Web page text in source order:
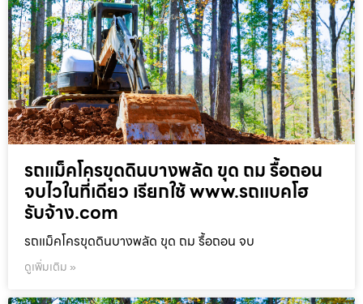
รถแม็คโครขุดดินบางพลัด ขุด ถม รื้อถอน
จบไวในที่เดียว เรียกใช้ www.รถแบคโฮ
รับจ้าง.com
รถแม็คโครขุดดินบางพลัด ขุด ถม รื้อถอน จบ
ดูเพิ่มเติม »